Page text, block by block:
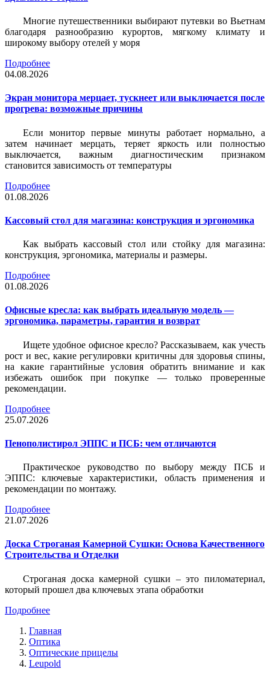
Многие путешественники выбирают путевки во Вьетнам
благодаря разнообразию курортов, мягкому климату и
широкому выбору отелей у моря
Подробнее
04.08.2026
Экран монитора мерцает, тускнеет или выключается после
прогрева: возможные причины
Если монитор первые минуты работает нормально, а
затем начинает мерцать, теряет яркость или полностью
выключается, важным диагностическим признаком
становится зависимость от температуры
Подробнее
01.08.2026
Кассовый стол для магазина: конструкция и эргономика
Как выбрать кассовый стол или стойку для магазина:
конструкция, эргономика, материалы и размеры.
Подробнее
01.08.2026
Офисные кресла: как выбрать идеальную модель —
эргономика, параметры, гарантия и возврат
Ищете удобное офисное кресло? Рассказываем, как учесть
рост и вес, какие регулировки критичны для здоровья спины,
на какие гарантийные условия обратить внимание и как
избежать ошибок при покупке — только проверенные
рекомендации.
Подробнее
25.07.2026
Пенополистирол ЭППС и ПСБ: чем отличаются
Практическое руководство по выбору между ПСБ и
ЭППС: ключевые характеристики, область применения и
рекомендации по монтажу.
Подробнее
21.07.2026
Доска Строганая Камерной Сушки: Основа Качественного
Строительства и Отделки
Строганая доска камерной сушки – это пиломатериал,
который прошел два ключевых этапа обработки
Подробнее
Главная
Оптика
Оптические прицелы
Leupold